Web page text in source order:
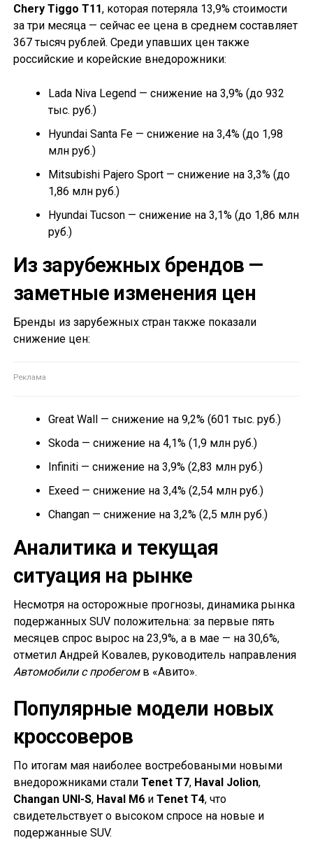
Chery Tiggo T11, которая потеряла 13,9% стоимости
за три месяца — сейчас ее цена в среднем составляет
367 тысяч рублей. Среди упавших цен также
российские и корейские внедорожники:
Lada Niva Legend — снижение на 3,9% (до 932
тыс. руб.)
Hyundai Santa Fe — снижение на 3,4% (до 1,98
млн руб.)
Mitsubishi Pajero Sport — снижение на 3,3% (до
1,86 млн руб.)
Hyundai Tucson — снижение на 3,1% (до 1,86 млн
руб.)
Из зарубежных брендов —
заметные изменения цен
Бренды из зарубежных стран также показали
снижение цен:
Great Wall — снижение на 9,2% (601 тыс. руб.)
Skoda — снижение на 4,1% (1,9 млн руб.)
Infiniti — снижение на 3,9% (2,83 млн руб.)
Exeed — снижение на 3,4% (2,54 млн руб.)
Changan — снижение на 3,2% (2,5 млн руб.)
Аналитика и текущая
ситуация на рынке
Несмотря на осторожные прогнозы, динамика рынка
подержанных SUV положительна: за первые пять
месяцев спрос вырос на 23,9%, а в мае — на 30,6%,
отметил Андрей Ковалев, руководитель направления
Автомобили с пробегомв «Авито».
Популярные модели новых
кроссоверов
По итогам мая наиболее востребоваными новыми
внедорожниками стали Tenet T7, Haval Jolion,
Changan UNI-S, Haval M6и Tenet T4, что
свидетельствует о высоком спросе на новые и
подержанные SUV.